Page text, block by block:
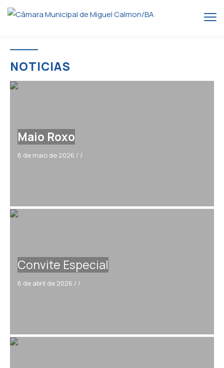
Maio Roxo
6 de maio de 2026 / /
Convite Especial
6 de abril de 2026 / /
NOTICIAS